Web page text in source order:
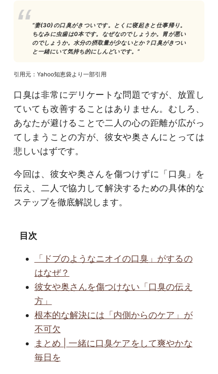
“妻(30)の口臭がきついです。とくに寝起きと仕事帰り。
ちなみに虫歯は0本です。なぜなのでしょうか。胃が悪い
のでしょうか。水分の摂取量が少ないとか？口臭がきつい
と一緒にいて気持ち的にしんどいです。”
引用元：Yahoo知恵袋より一部引用
口臭は非常にデリケートな問題ですが、放置し
ていても改善することはありません。むしろ、
あなたが避けることで二人の心の距離が広がっ
てしまうことの方が、彼女や奥さんにとっては
悲しいはずです。
今回は、彼女や奥さんを傷つけずに「口臭」を
伝え、二人で協力して解決するための具体的な
ステップを徹底解説します。
目次
「ドブのようなニオイの口臭」がするの
はなぜ？
彼女や奥さんを傷つけない「口臭の伝え
方」
根本的な解決には「内側からのケア」が
不可欠
まとめ | 一緒に口臭ケアをして爽やかな
毎日を